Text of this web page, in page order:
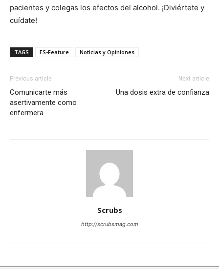
pacientes y colegas los efectos del alcohol. ¡Diviértete y
cuídate!
TAGS ES-Feature Noticias y Opiniones
Previous article
Comunicarte más
asertivamente como
enfermera
Next article
Una dosis extra de confianza
Scrubs
http://scrubsmag.com